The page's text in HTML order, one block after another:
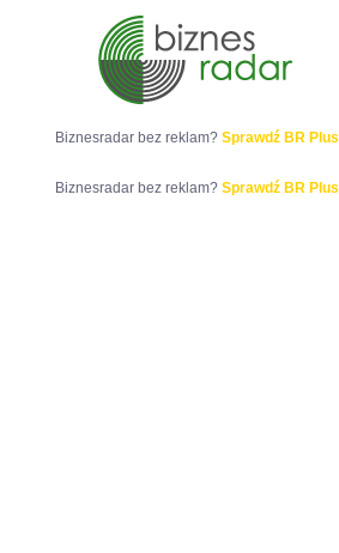
Biznesradar bez reklam? Sprawdź BR Plus
Biznesradar bez reklam? Sprawdź BR Plus